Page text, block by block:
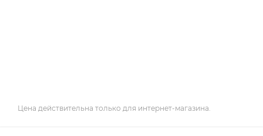
Цена действительна только для интернет-магазина.